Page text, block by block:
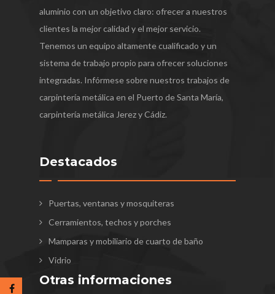
aluminio con un objetivo claro: ofrecer a nuestros
clientes la mejor calidad y el mejor servicio.
Tenemos un equipo altamente cualificado y un
sistema de trabajo propio para ofrecer soluciones
integradas. Infórmese sobre nuestros trabajos de
carpintería metálica en el Puerto de Santa María,
carpintería metálica Jerez y Cádiz.
Destacados
Puertas, ventanas y mosquiteras
Cerramientos, techos y porches
Mamparas y mobiliario de cuarto de baño
Vidrio
Otras informaciones